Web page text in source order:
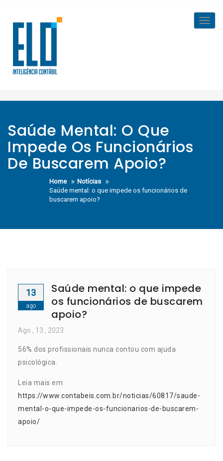
content
Saúde Mental: O Que
Impede Os Funcionários
De Buscarem Apoio?
Home
Notícias
Saúde mental: o que impede os funcionários de
buscarem apoio?
13
ago
Saúde mental: o que impede
os funcionários de buscarem
apoio?
Ago , 13 , 2023
56% dos profissionais nunca contou com ajuda
psicológica.
Leia mais em
https://www.contabeis.com.br/noticias/60817/saude-
mental-o-que-impede-os-funcionarios-de-buscarem-
apoio/